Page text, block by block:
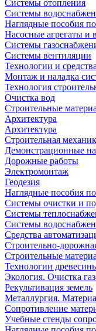
Системы отопления
Системы
Наглядные пособия
Насосные агрегаты и
Системы
Системы вентиляции
Технологии и
Монтаж и наладка
Технология
Очистка вод
Строительные
Архитектура
Архитектура
Cтроительная
Демонстрационные
Дорожные работы
Электромонтаж
Геодезия
Наглядные пособия по
Системы очистки и
Системы
Системы
Средства
Строительно-
Строительные
Технологии
Экология. Очистка
Рекультивация земель
Металлургия.
Сопротивление
Учебные стенды